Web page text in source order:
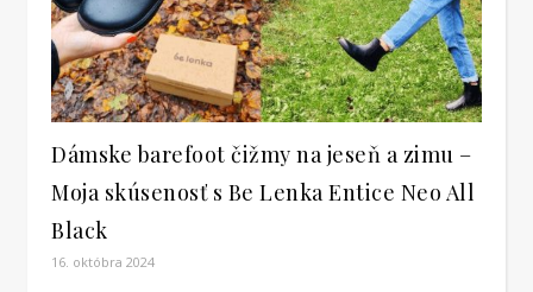
Dámske barefoot čižmy na jeseň a zimu –
Moja skúsenosť s Be Lenka Entice Neo All
Black
16. októbra 2024